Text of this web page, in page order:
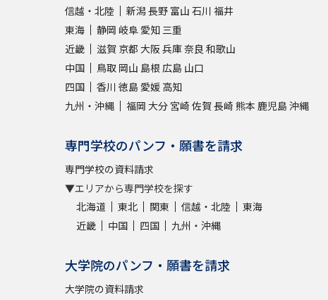
信越・北陸
新潟長野 富山 石川 福井
東海
静岡 岐阜 愛知 三重
近畿
滋賀 京都 大阪兵庫奈良 和歌山
中国
鳥取 岡山 島根 広島 山口
四国
香川 徳島 愛媛 高知
九州・沖縄
福岡 大分 宮崎 佐賀 長崎 熊本 鹿児島沖縄
専門学校のパンフ・願書を請求
専門学校の資料請求
▼エリアから専門学校を探す
北海道
東北 関東 信越・北陸
東海
近畿
中国 四国 九州・沖縄
大学院のパンフ・願書を請求
大学院の資料請求